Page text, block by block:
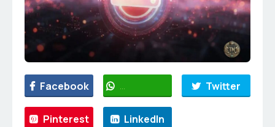
Facebook WhatsApp Twitter
Pinterest LinkedIn